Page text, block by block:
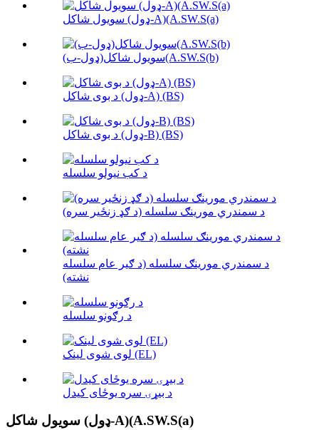
سویول شاکل (ډول-A)(A.SW.S(a)
سویول شاکل(ډول-ب)(A.SW.S(b)
د بوی شاکل (ډول-A) (BS)
د بوی شاکل (ډول-B) (BS)
د کب نیولو سلسله
د سمندري مورینګ سلسله (د ګډ زنځیر سره)
د سمندري مورینګ سلسله (د ګیر عام سلسله
نشته)
د رګونو سلسله
لوی شوی لینک (EL)
د بیړۍ سره یوځای کیدل
سویول شاکل (ډول-A)(A.SW.S(a)